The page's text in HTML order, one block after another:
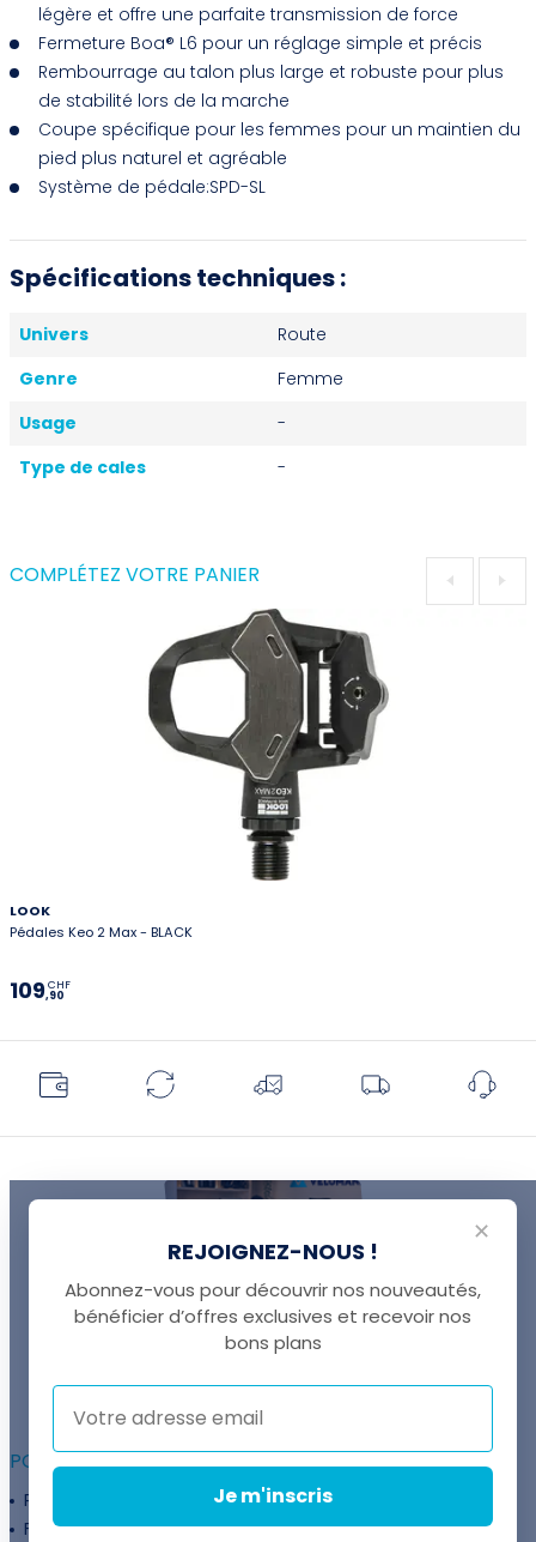
légère et offre une parfaite transmission de force
Fermeture Boa® L6 pour un réglage simple et précis
Rembourrage au talon plus large et robuste pour plus
de stabilité lors de la marche
Coupe spécifique pour les femmes pour un maintien du
pied plus naturel et agréable
Système de pédale:SPD-SL
Spécifications techniques :
Univers
Route
Genre
Femme
Usage
-
Type de cales
-
COMPLÉTEZ VOTRE PANIER
LOOK
Pédales Keo 2 Max - BLACK
109,90
CHF
UNE QUESTION ?
+41 22 307 02 00
POUR ALLER PLUS LOIN :
Programme fidélité
Entreprises
Financement
Services
✕
REJOIGNEZ-NOUS !
Abonnez-vous pour découvrir nos nouveautés,
bénéficier d’offres exclusives et recevoir nos
bons plans
Je m'inscris